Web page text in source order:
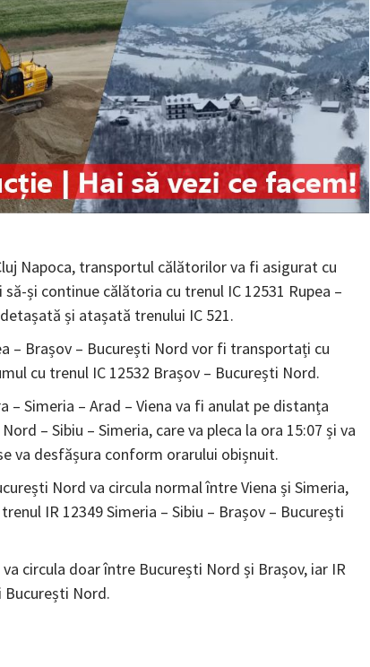
Napoca, transportul călătorilor va fi asigurat cu
și continue călătoria cu trenul IC 12531 Rupea –
și atașată trenului IC 521.
– Brașov – București Nord vor fi transportați cu
cu trenul IC 12532 Brașov – București Nord.
– Simeria – Arad – Viena va fi anulat pe distanța
– Sibiu – Simeria, care va pleca la ora 15:07 și va
va desfășura conform orarului obișnuit.
Nord va circula normal între Viena și Simeria,
IR 12349 Simeria – Sibiu – Brașov – București
circula doar între București Nord și Brașov, iar IR
București Nord.